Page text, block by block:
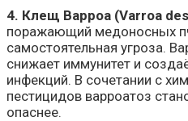
4. Клещ Варроа (Varroa
поражающий медоносных
самостоятельная угроза.
снижает иммунитет и
инфекций. В сочетании с
пестицидов варроатоз
опаснее.